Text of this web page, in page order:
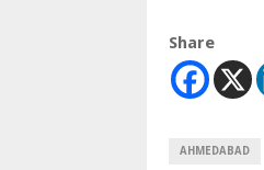
Share
AHMEDABAD